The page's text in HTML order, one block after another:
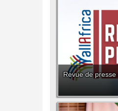
Revue de